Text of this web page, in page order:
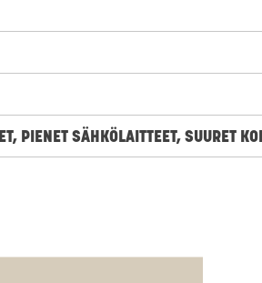
PIENET SÄHKÖLAITTEET, SUURET